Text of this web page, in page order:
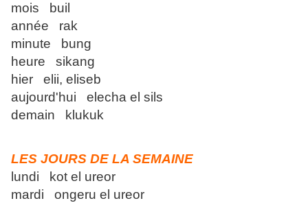
mois buil
année rak
minute bung
heure sikang
hier elii, eliseb
aujourd'hui elecha el sils
demain klukuk
LES JOURS DE LA SEMAINE
lundi kot el ureor
mardi ongeru el ureor